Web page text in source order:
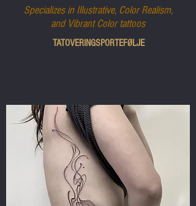
Specializes in Illustrative, Color Realism,
and Vibrant Color tattoos
TATOVERINGSPORTEFØLJE